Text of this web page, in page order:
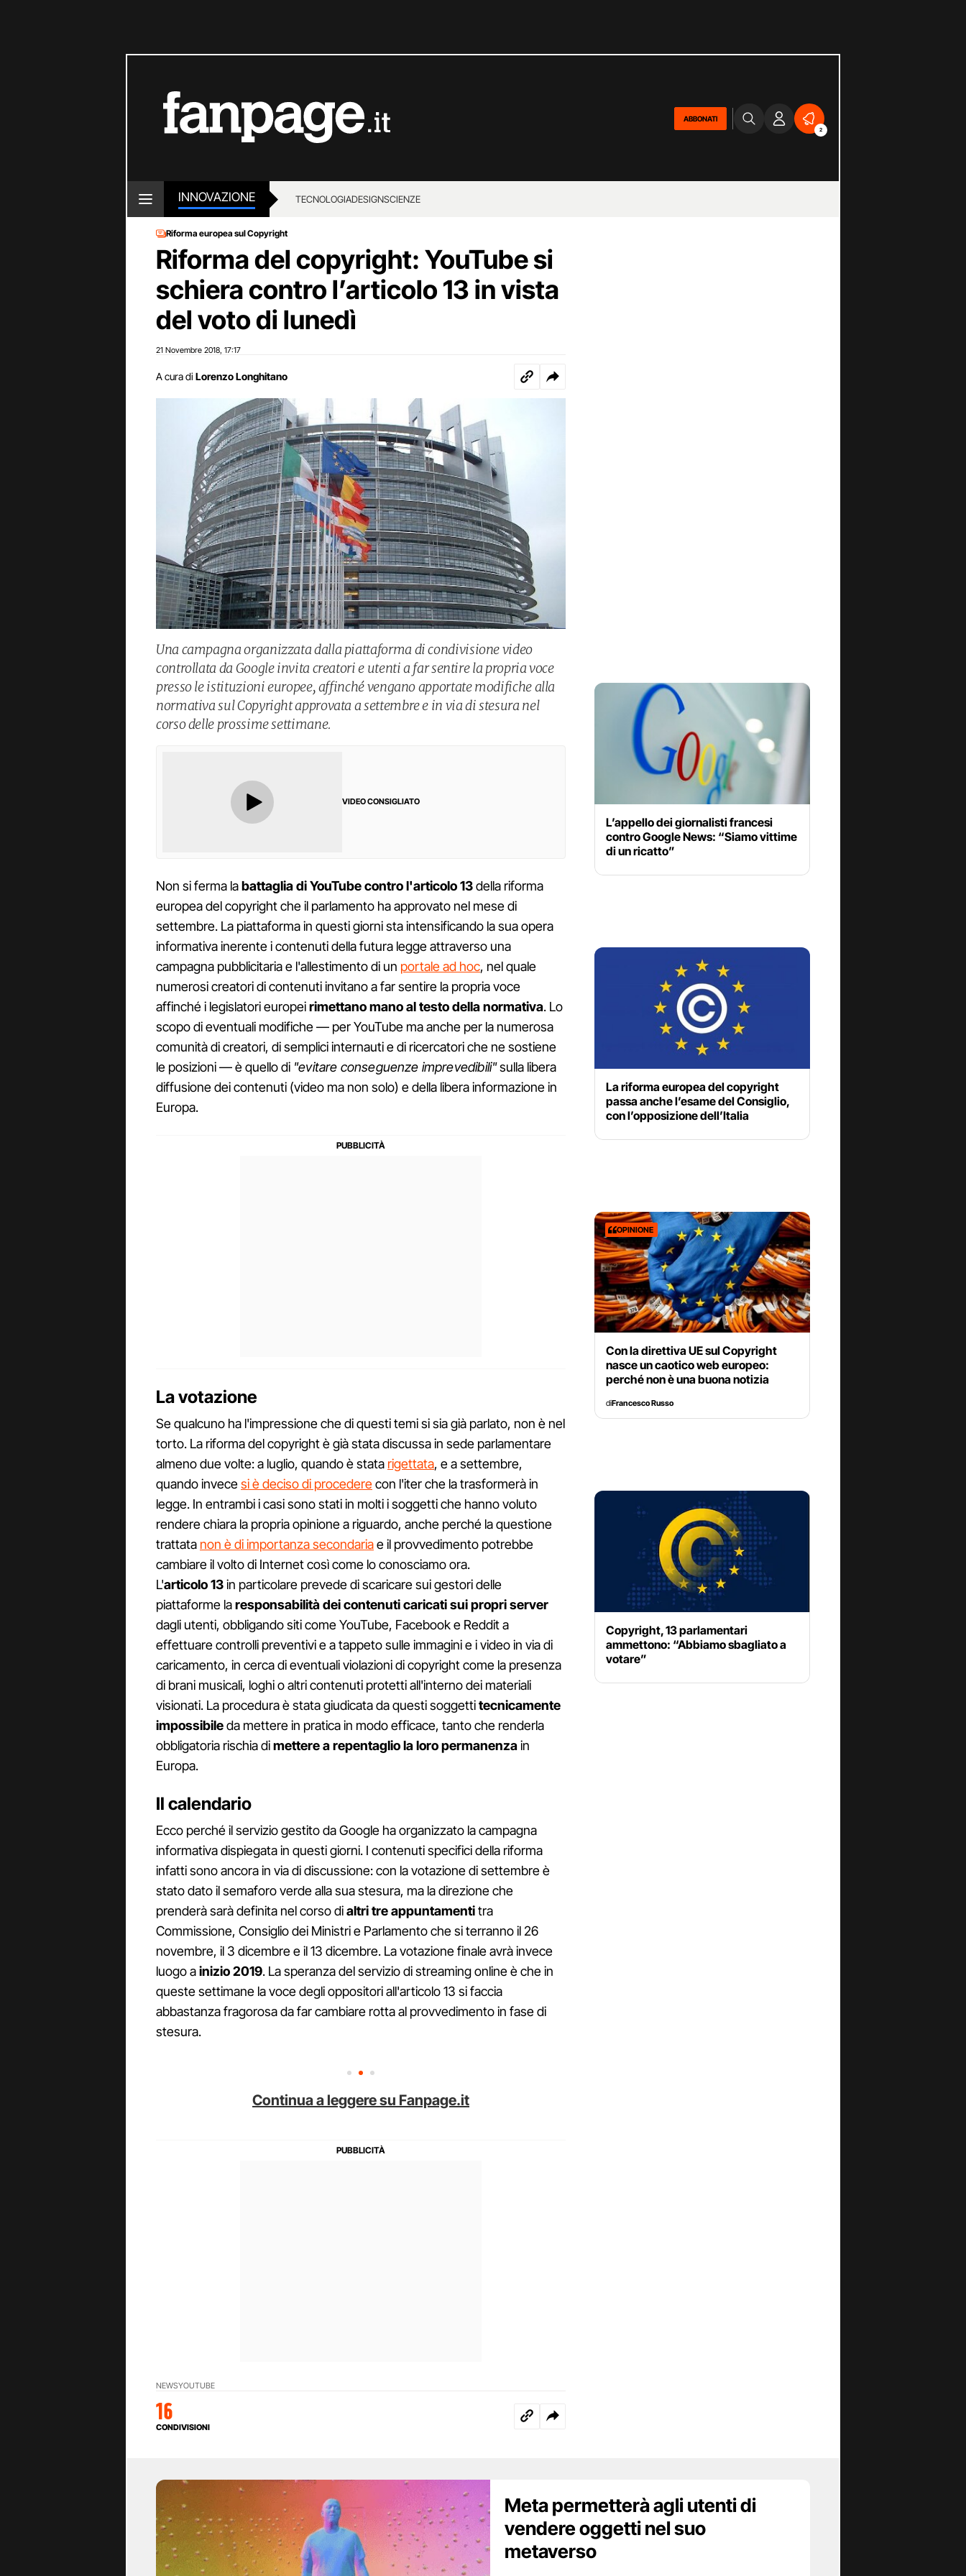
ABBONATI
2
INNOVAZIONE TECNOLOGIADESIGNSCIENZE
Riforma europea sul Copyright
Riforma del copyright: YouTube si
schiera contro l’articolo 13 in vista
del voto di lunedì
21 Novembre 2018 17:17
A cura di Lorenzo Longhitano
Una campagna organizzata dalla piattaforma di condivisione video
controllata da Google invita creatori e utenti a far sentire la propria voce
presso le istituzioni europee, affinché vengano apportate modifiche alla
normativa sul Copyright approvata a settembre e in via di stesura nel
corso delle prossime settimane.
VIDEO CONSIGLIATO
Non si ferma labattaglia di YouTube contro l'articolo 13della riforma
europea del copyright che il parlamento ha approvato nel mese di
settembre. La piattaforma in questi giorni sta intensificando la sua opera
informativa inerente i contenuti della futura legge attraverso una
campagna pubblicitaria e l'allestimento di un portale ad hoc, nel quale
numerosi creatori di contenuti invitano a far sentire la propria voce
affinché i legislatori europeirimettano mano al testo della normativa. Lo
scopo di eventuali modifiche — per YouTube ma anche per la numerosa
comunità di creatori, di semplici internauti e di ricercatori che ne sostiene
le posizioni — è quello di "evitare conseguenze imprevedibili"sulla libera
diffusione dei contenuti (video ma non solo) e della libera informazione in
Europa.
La votazione
Se qualcuno ha l'impressione che di questi temi si sia già parlato, non è nel
torto. La riforma del copyright è già stata discussa in sede parlamentare
almeno due volte: a luglio, quando è stata rigettata, e a settembre,
quando invecesi è deciso di procederecon l'iter che la trasformerà in
legge. In entrambi i casi sono stati in molti i soggetti che hanno voluto
rendere chiara la propria opinione a riguardo, anche perché la questione
trattata non è di importanza secondariae il provvedimento potrebbe
cambiare il volto di Internet così come lo conosciamo ora.
L'articolo 13in particolare prevede di scaricare sui gestori delle
piattaforme laresponsabilità dei contenuti caricati sui propri server
dagli utenti, obbligando siti come YouTube, Facebook e Reddit a
effettuare controlli preventivi e a tappeto sulle immagini e i video in via di
caricamento, in cerca di eventuali violazioni di copyright come la presenza
di brani musicali, loghi o altri contenuti protetti all'interno dei materiali
visionati. La procedura è stata giudicata da questi soggettitecnicamente
impossibileda mettere in pratica in modo efficace, tanto che renderla
obbligatoria rischia dimettere a repentaglio la loro permanenzain
Europa.
Il calendario
Ecco perché il servizio gestito da Google ha organizzato la campagna
informativa dispiegata in questi giorni. I contenuti specifici della riforma
infatti sono ancora in via di discussione: con la votazione di settembre è
stato dato il semaforo verde alla sua stesura, ma la direzione che
prenderà sarà definita nel corso dialtri tre appuntamentitra
Commissione, Consiglio dei Ministri e Parlamento che si terranno il 26
novembre, il 3 dicembre e il 13 dicembre. La votazione finale avrà invece
luogo ainizio 2019. La speranza del servizio di streaming online è che in
queste settimane la voce degli oppositori all'articolo 13 si faccia
abbastanza fragorosa da far cambiare rotta al provvedimento in fase di
stesura.
Continua a leggere su Fanpage.it
NEWSYOUTUBE
16
CONDIVISIONI
L’appello dei giornalisti francesi
contro Google News: “Siamo vittime
di un ricatto”
La riforma europea del copyright
passa anche l’esame del Consiglio,
con l’opposizione dell’Italia
OPINIONE
Con la direttiva UE sul Copyright
nasce un caotico web europeo:
perché non è una buona notizia
diFrancesco Russo
Copyright, 13 parlamentari
ammettono: “Abbiamo sbagliato a
votare”
Meta permetterà agli utenti di
vendere oggetti nel suo
metaverso